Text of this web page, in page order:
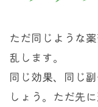
ただ同じような
乱します。
同じ効果、同じ
しょう。ただ先